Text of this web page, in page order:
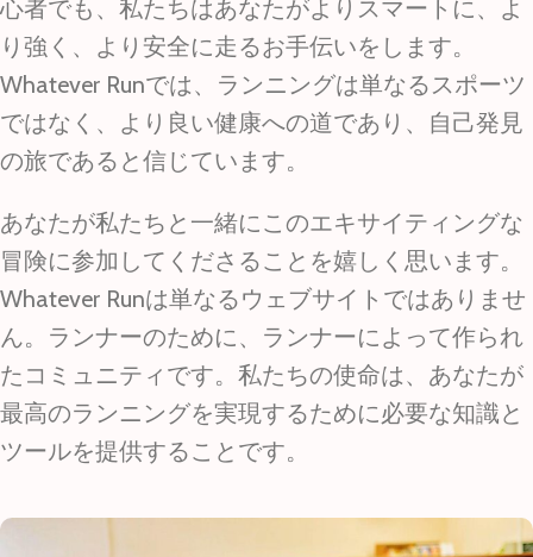
心者でも、私たちはあなたがよりスマートに、よ
り強く、より安全に走るお手伝いをします。
Whatever Runでは、ランニングは単なるスポーツ
ではなく、より良い健康への道であり、自己発見
の旅であると信じています。
あなたが私たちと一緒にこのエキサイティングな
冒険に参加してくださることを嬉しく思います。
Whatever Runは単なるウェブサイトではありませ
ん。ランナーのために、ランナーによって作られ
たコミュニティです。私たちの使命は、あなたが
最高のランニングを実現するために必要な知識と
ツールを提供することです。